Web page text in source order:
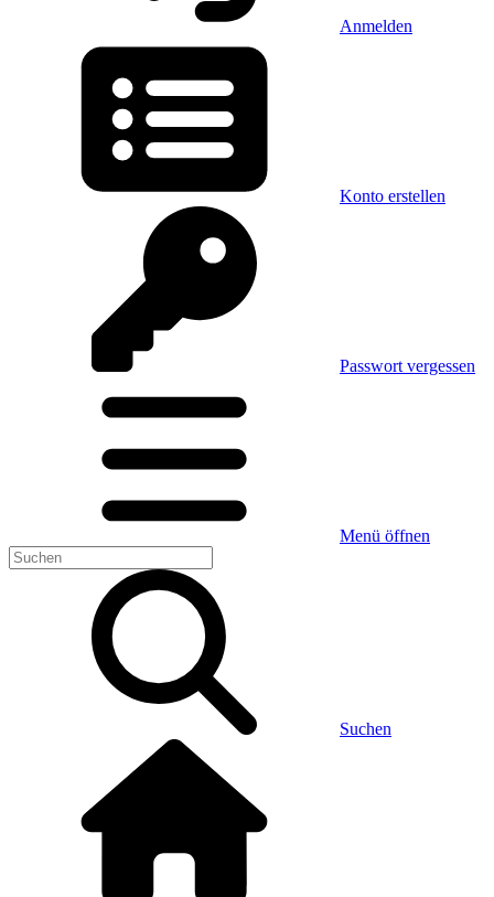
Anmelden
Konto erstellen
Passwort vergessen
Menü öffnen
Suchen